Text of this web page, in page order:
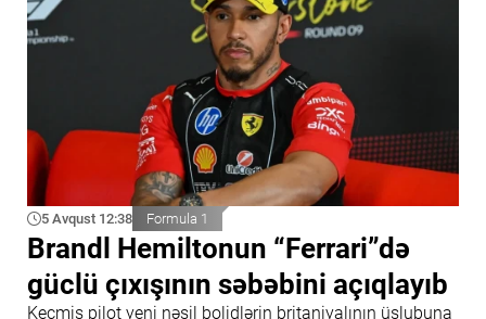
5 Avqust 12:38 Formula 1
Brandl Hemiltonun “Ferrari”də
güclü çıxışının səbəbini açıqlayıb
Keçmiş pilot yeni nəsil bolidlərin britaniyalının üslubuna